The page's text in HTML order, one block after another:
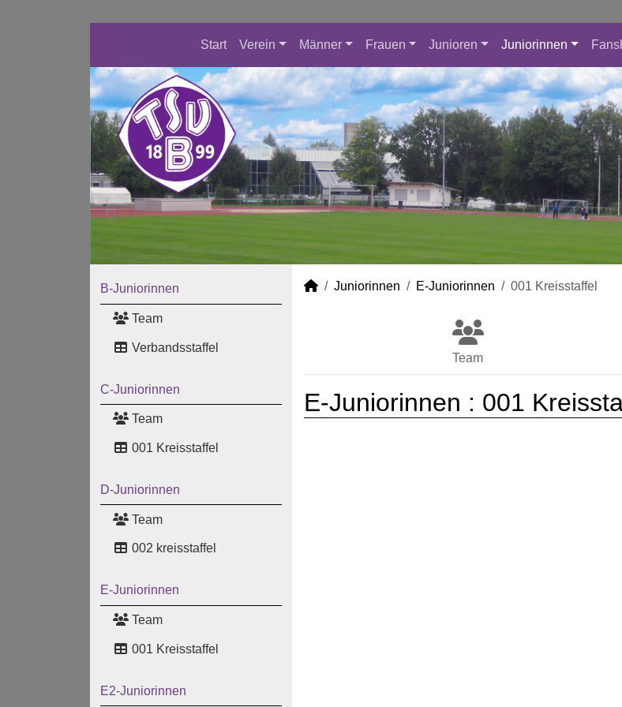
Start Verein Männer Frauen Junioren Juniorinnen
B-Juniorinnen
Team
Verbandsstaffel
C-Juniorinnen
Team
001 Kreisstaffel
D-Juniorinnen
Team
002 kreisstaffel
E-Juniorinnen
Team
001 Kreisstaffel
E2-Juniorinnen
Juniorinnen E-Juniorinnen 001 Kreisstaffel
Team
E-Juniorinnen : 001